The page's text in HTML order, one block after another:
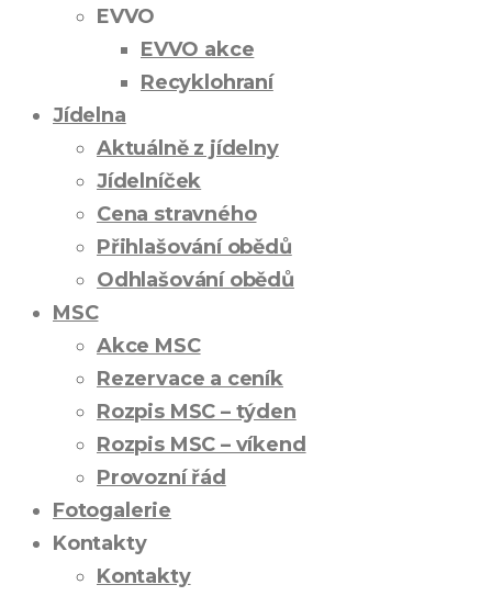
EVVO
EVVO akce
Recyklohraní
Jídelna
Aktuálně z jídelny
Jídelníček
Cena stravného
Přihlašování obědů
Odhlašování obědů
MSC
Akce MSC
Rezervace a ceník
Rozpis MSC – týden
Rozpis MSC – víkend
Provozní řád
Fotogalerie
Kontakty
Kontakty